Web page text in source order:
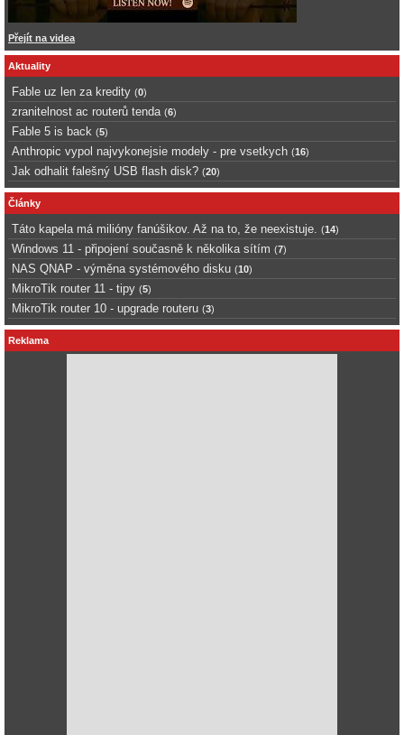
Přejít na videa
Aktuality
Fable uz len za kredity (0)
zranitelnost ac routerů tenda (6)
Fable 5 is back (5)
Anthropic vypol najvykonejsie modely - pre vsetkych (16)
Jak odhalit falešný USB flash disk? (20)
Články
Táto kapela má milióny fanúšikov. Až na to, že neexistuje. (14)
Windows 11 - připojení současně k několika sítím (7)
NAS QNAP - výměna systémového disku (10)
MikroTik router 11 - tipy (5)
MikroTik router 10 - upgrade routeru (3)
Reklama